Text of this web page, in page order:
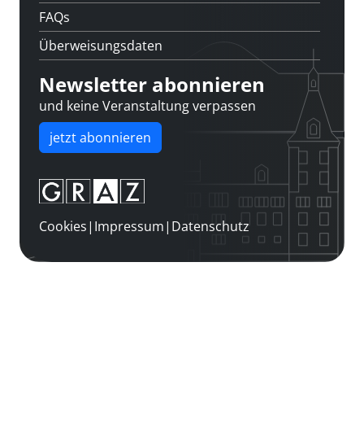
FAQs
Überweisungsdaten
Newsletter abonnieren
und keine Veranstaltung verpassen
jetzt abonnieren
Cookies| Impressum| Datenschutz